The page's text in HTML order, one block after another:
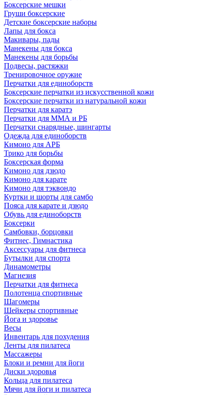
Боксерские мешки
Груши боксерские
Детские боксерские наборы
Лапы для бокса
Макивары, пады
Манекены для бокса
Манекены для борьбы
Подвесы, растяжки
Тренировочное оружие
Перчатки для единоборств
Боксерские перчатки из искусственной кожи
Боксерские перчатки из натуральной кожи
Перчатки для каратэ
Перчатки для ММА и РБ
Перчатки снарядные, шингарты
Одежда для единоборств
Кимоно для АРБ
Трико для борьбы
Боксерская форма
Кимоно для дзюдо
Кимоно для карате
Кимоно для тэквондо
Куртки и шорты для самбо
Пояса для карате и дзюдо
Обувь для единоборств
Боксерки
Самбовки, борцовки
Фитнес, Гимнастика
Аксессуары для фитнеса
Бутылки для спорта
Динамометры
Магнезия
Перчатки для фитнеса
Полотенца спортивные
Шагомеры
Шейкеры спортивные
Йога и здоровье
Весы
Инвентарь для похудения
Ленты для пилатеса
Массажеры
Блоки и ремни для йоги
Диски здоровья
Кольца для пилатеса
Мячи для йоги и пилатеса